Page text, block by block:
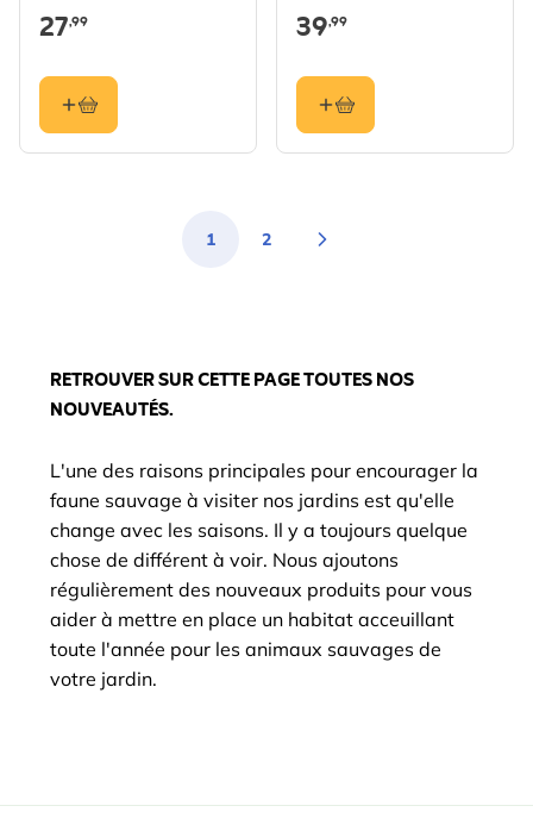
27,99 39,99
You're currently reading page
1 Page
2
RETROUVER SUR CETTE PAGE TOUTES NOS
NOUVEAUTÉS.
L'une des raisons principales pour encourager la
faune sauvage à visiter nos jardins est qu'elle
change avec les saisons. Il y a toujours quelque
chose de différent à voir. Nous ajoutons
régulièrement des nouveaux produits pour vous
aider à mettre en place un habitat acceuillant
toute l'année pour les animaux sauvages de
votre jardin.